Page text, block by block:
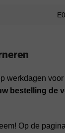
werkdagen
bestelling de
Op de